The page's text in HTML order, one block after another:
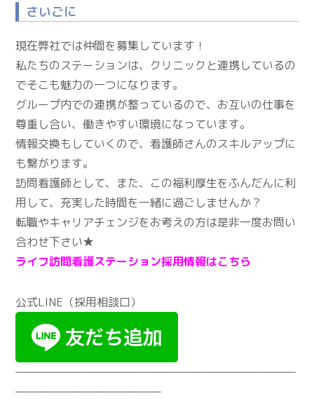
さいごに
現在弊社では仲間を募集しています！
私たちのステーションは、クリニックと連携しているの
でそこも魅力の一つになります。
グループ内での連携が整っているので、お互いの仕事を
尊重し合い、働きやすい環境になっています。
情報交換もしていくので、看護師さんのスキルアップに
も繋がります。
訪問看護師として、また、この福利厚生をふんだんに利
用して、充実した時間を一緒に過ごしませんか？
転職やキャリアチェンジをお考えの方は是非一度お問い
合わせ下さい★
ライフ訪問看護ステーション採用情報はこちら
公式LINE（採用相談口）
―――――――――――――――――――――――――
―――――――――――――